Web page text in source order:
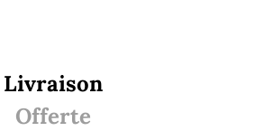
Livraison
Offerte